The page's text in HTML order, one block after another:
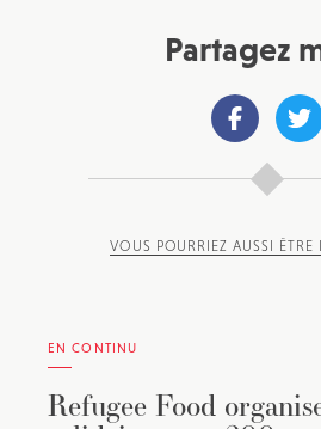
Partagez
VOUS POURRIEZ AUSSI ÊTRE
EN CONTINU
Refugee Food